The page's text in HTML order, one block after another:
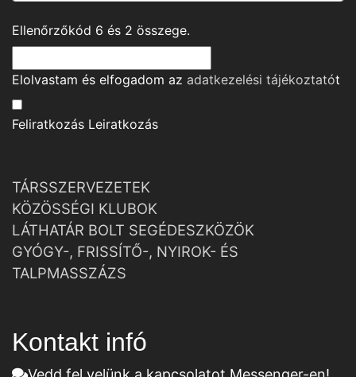
Ellenőrzőkód 6 és 2 összege.
Elolvastam és elfogadom az adatkezelési tájékoztatót
Feliratkozás Leiratkozás
TÁRSSZERVEZETEK
KÖZÖSSÉGI KLUBOK
LÁTHATÁR BOLT SEGÉDESZKÖZÖK
GYÓGY-, FRISSÍTŐ-, NYIROK- ÉS
TALPMASSZÁZS
Kontakt infó